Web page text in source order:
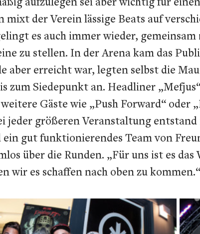
der Verein lässige Beats auf
es auch immer wieder,
zu stellen. In der Arena kam das
erreicht war, legten selbst die
Siedepunkt an. Headliner
Gäste wie „Push Forward“ oder
größeren Veranstaltung entstand
gut funktionierendes Team von
über die Runden. „Für uns ist es
es schaffen nach oben zu kommen.“